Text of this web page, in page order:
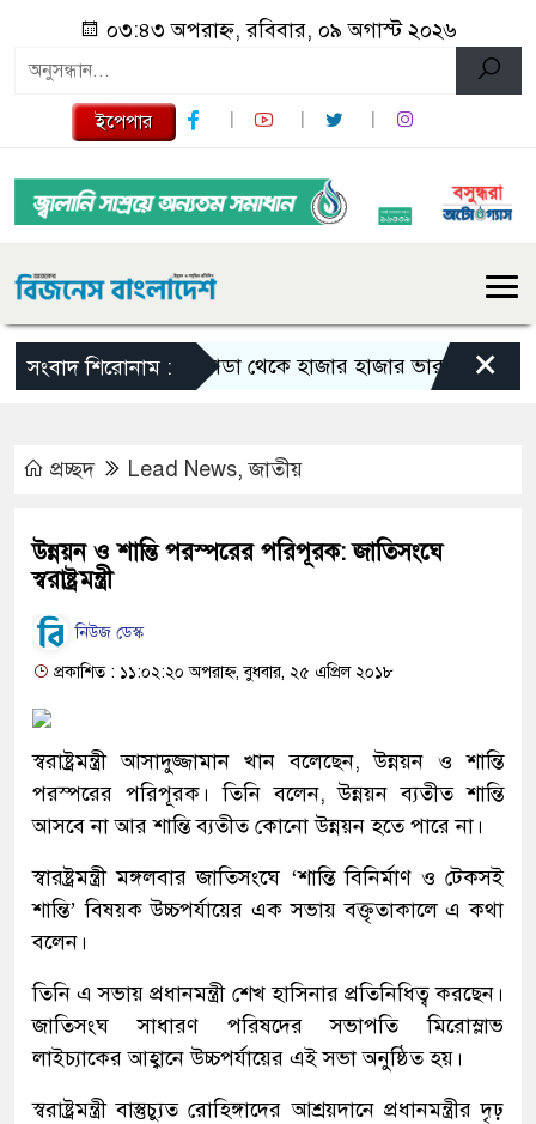
০৩:৪৩ অপরাহ্ন, রবিবার, ০৯ অগাস্ট ২০২৬
ইপেপার
সংবাদ শিরোনাম :কানাডা থেকে হাজার হাজার ভারতীয় নাগরিক
×
প্রচ্ছদ Lead News,জাতীয়
উন্নয়ন ও শান্তি পরস্পরের পরিপূরক: জাতিসংঘে
স্বরাষ্ট্রমন্ত্রী
নিউজ ডেস্ক
প্রকাশিত : ১১:০২:২০ অপরাহ্ন, বুধবার, ২৫ এপ্রিল ২০১৮
স্বরাষ্ট্রমন্ত্রী আসাদুজ্জামান খান বলেছেন, উন্নয়ন ও শান্তি
পরস্পরের পরিপূরক। তিনি বলেন, উন্নয়ন ব্যতীত শান্তি
আসবে না আর শান্তি ব্যতীত কোনো উন্নয়ন হতে পারে না।
স্বারষ্ট্রমন্ত্রী মঙ্গলবার জাতিসংঘে ‘শান্তি বিনির্মাণ ও টেকসই
শান্তি’ বিষয়ক উচ্চপর্যায়ের এক সভায় বক্তৃতাকালে এ কথা
বলেন।
তিনি এ সভায় প্রধানমন্ত্রী শেখ হাসিনার প্রতিনিধিত্ব করছেন।
জাতিসংঘ সাধারণ পরিষদের সভাপতি মিরোস্লাভ
লাইচ্যাকের আহ্বানে উচ্চপর্যায়ের এই সভা অনুষ্ঠিত হয়।
স্বরাষ্ট্রমন্ত্রী বাস্তুচ্যুত রোহিঙ্গাদের আশ্রয়দানে প্রধানমন্ত্রীর দৃঢ়